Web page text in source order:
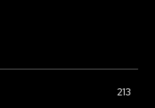
213